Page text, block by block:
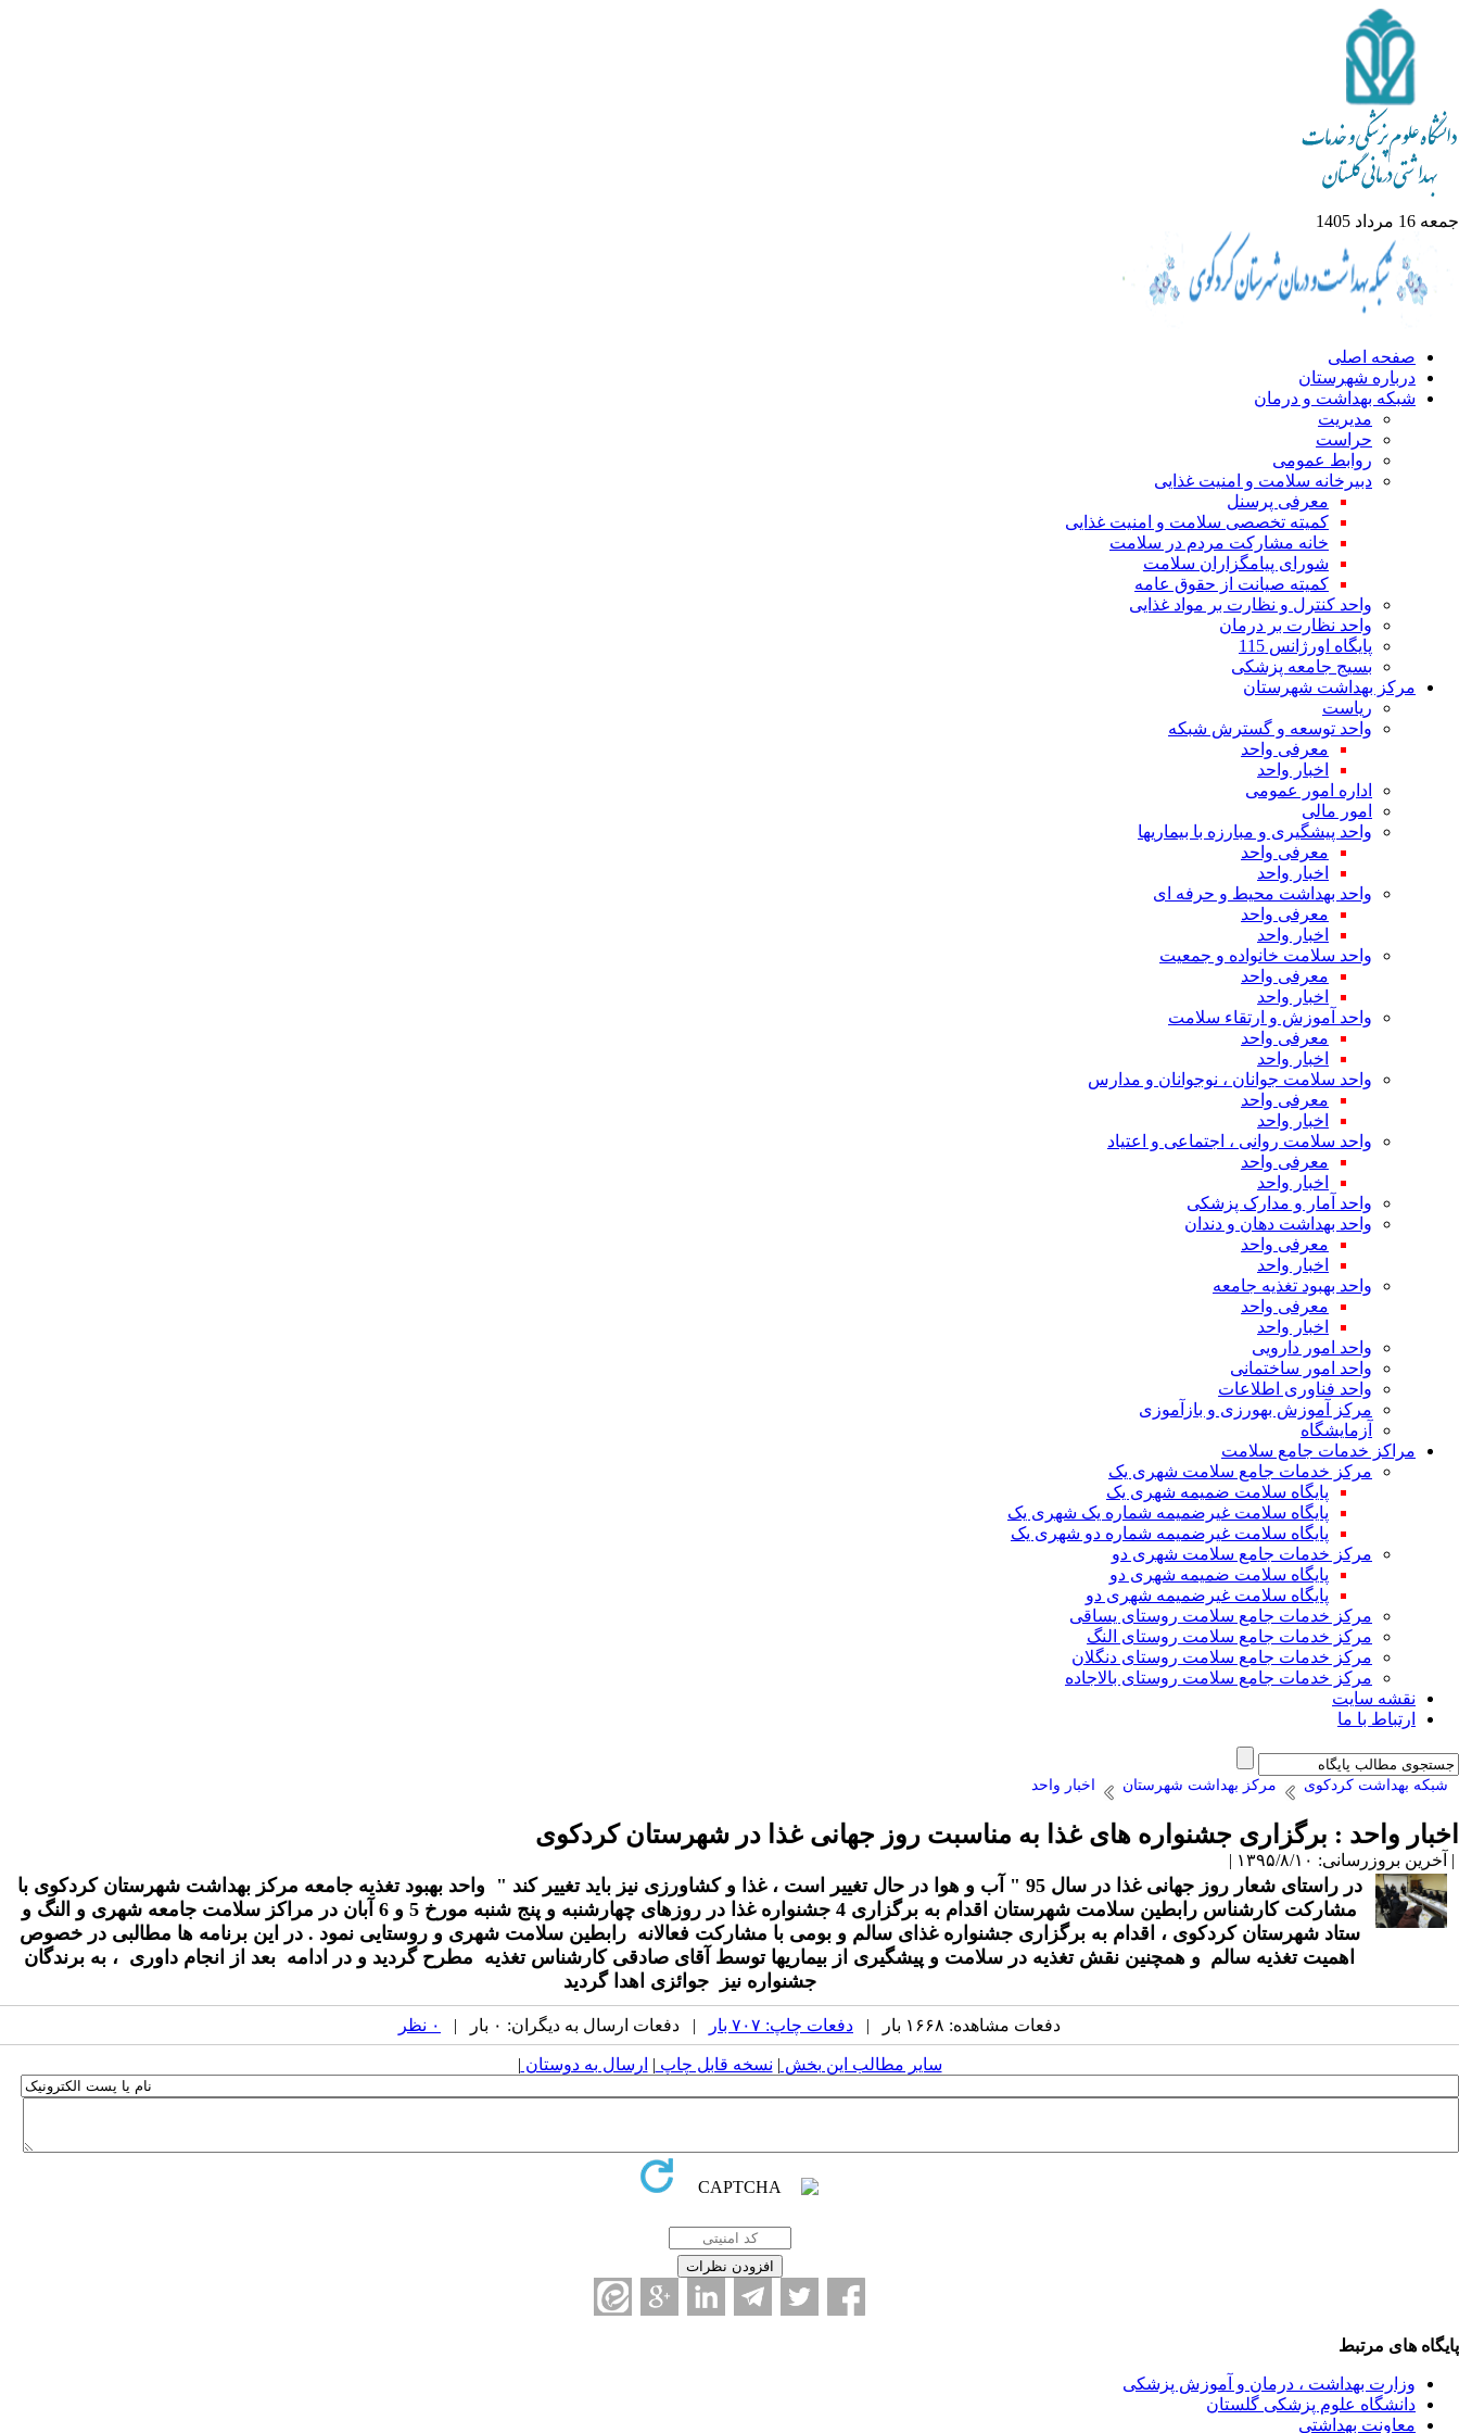
جمعه 16 مرداد 1405
صفحه اصلی
درباره شهرستان
شبکه بهداشت و درمان
مدیریت
حراست
روابط عمومی
دبیرخانه سلامت و امنیت غذایی
معرفی پرسنل
کمیته تخصصی سلامت و امنیت غذایی
خانه مشارکت مردم در سلامت
شورای پیامگزاران سلامت
کمیته صیانت از حقوق عامه
واحد کنترل و نظارت بر مواد غذایی
واحد نظارت بر درمان
پایگاه اورژانس 115
بسیج جامعه پزشکی
مرکز بهداشت شهرستان
ریاست
واحد توسعه و گسترش شبکه
معرفی واحد
اخبار واحد
اداره امور عمومی
امور مالی
واحد پیشگیری و مبارزه با بیماریها
معرفی واحد
اخبار واحد
واحد بهداشت محیط و حرفه ای
معرفی واحد
اخبار واحد
واحد سلامت خانواده و جمعیت
معرفی واحد
اخبار واحد
واحد آموزش و ارتقاء سلامت
معرفی واحد
اخبار واحد
واحد سلامت جوانان ، نوجوانان و مدارس
معرفی واحد
اخبار واحد
واحد سلامت روانی ، اجتماعی و اعتیاد
معرفی واحد
اخبار واحد
واحد آمار و مدارک پزشکی
واحد بهداشت دهان و دندان
معرفی واحد
اخبار واحد
واحد بهبود تغذیه جامعه
معرفی واحد
اخبار واحد
واحد امور دارویی
واحد امور ساختمانی
واحد فناوری اطلاعات
مرکز آموزش بهورزی و بازآموزی
آزمایشگاه
مراکز خدمات جامع سلامت
مرکز خدمات جامع سلامت شهری یک
پایگاه سلامت ضمیمه شهری یک
پایگاه سلامت غیرضمیمه شماره یک شهری یک
پایگاه سلامت غیرضمیمه شماره دو شهری یک
مرکز خدمات جامع سلامت شهری دو
پایگاه سلامت ضمیمه شهری دو
پایگاه سلامت غیرضمیمه شهری دو
مرکز خدمات جامع سلامت روستای یساقی
مرکز خدمات جامع سلامت روستای النگ
مرکز خدمات جامع سلامت روستای دنگلان
مرکز خدمات جامع سلامت روستای بالاجاده
نقشه سایت
ارتباط با ما
شبکه بهداشت کردکوی مرکز بهداشت شهرستان اخبار واحد
اخبار واحد : برگزاری جشنواره های غذا به مناسبت روز جهانی غذا در شهرستان کردکوی
| آخرین بروزرسانی: ۱۳۹۵/۸/۱۰ |
در راستای شعار روز جهانی غذا در سال 95 " آب و هوا در حال تغییر است ، غذا و کشاورزی نیز باید تغییر کند "
واحد بهبود تغذیه جامعه مرکز بهداشت شهرستان کردکوی با
مشارکت کارشناس رابطین سلامت شهرستان اقدام به برگزاری 4 جشنواره غذا در روزهای چهارشنبه و پنج شنبه مورخ 5 و 6 آبان در مراکز سلامت جامعه شهری و النگ و
ستاد شهرستان کردکوی ، اقدام به برگزاری جشنواره غذای سالم و بومی با مشارکت فعالانه رابطین سلامت شهری و روستایی نمود . در این برنامه ها مطالبی در خصوص
اهمیت تغذیه سالم و همچنین نقش تغذیه در سلامت و پیشگیری از بیماریها توسط آقای صادقی کارشناس تغذیه مطرح گردید و در ادامه بعد از انجام داوری ، به برندگان
جشنواره نیز جوائزی اهدا گردید
دفعات مشاهده: ۱۶۶۸ بار | دفعات چاپ: ۷۰۷ بار | دفعات ارسال به دیگران: ۰ بار | ۰ نظر
سایر مطالب این بخش | نسخه قابل چاپ | ارسال به دوستان |
پایگاه های مرتبط
وزارت بهداشت ، درمان و آموزش پزشکی
دانشگاه علوم پزشکی گلستان
معاونت بهداشتی